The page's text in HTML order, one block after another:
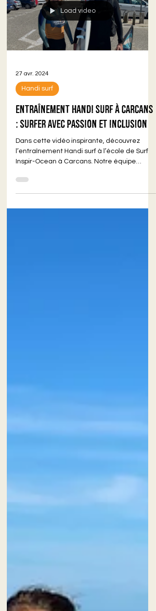
Load video
27 avr. 2024
Handi surf
Entraînement Handi surf à Carcans
: Surfer avec Passion et Inclusion
Dans cette vidéo inspirante, découvrez
l’entraînement Handi surf à l’école de Surf
Inspir-Ocean à Carcans. Notre équipe